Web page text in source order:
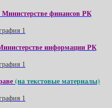
финансов РК
информации РК
(на текстовые материалы)